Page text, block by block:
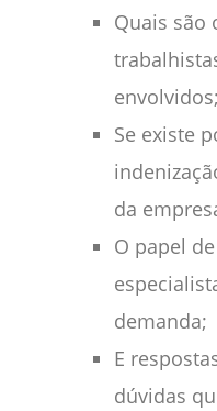
Quais são
envolvidos;
Se existe
da
O papel
demanda;
E
dúvidas